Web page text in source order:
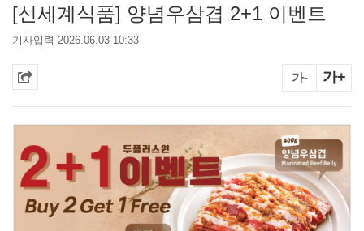
[신세계식품] 양념우삼겹 2+1 이벤트
기사입력 2026.06.03 10:33
가- 가+